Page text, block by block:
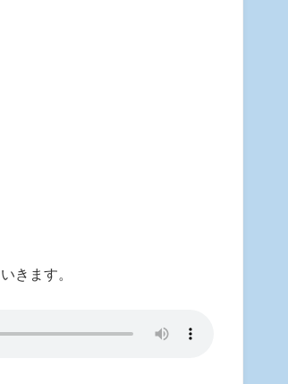
きます。